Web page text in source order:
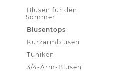
Blusen für den
Sommer
Blusentops
Kurzarmblusen
Tuniken
3/4-Arm-Blusen